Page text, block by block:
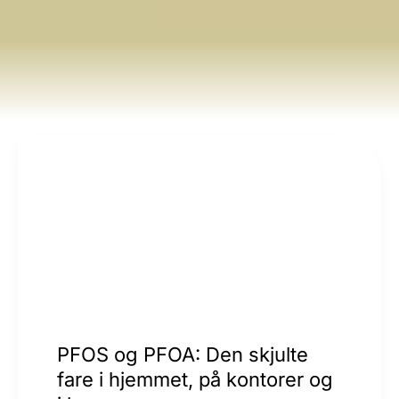
PFOS og PFOA: Den skjulte
fare i hjemmet, på kontorer og